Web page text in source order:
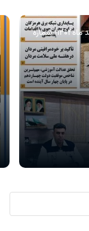
هفته نامه هرمزگان من| بیست و هفت ام اسفند ماه۱۴۰۴| شماره